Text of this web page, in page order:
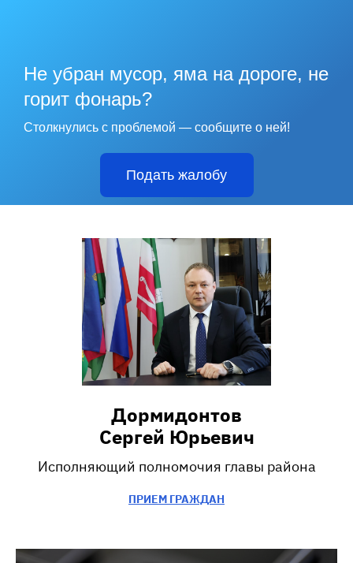
Не убран мусор, яма на дороге, не
горит фонарь?
Столкнулись с проблемой — сообщите о ней!
Подать жалобу
Дормидонтов
Сергей Юрьевич
Исполняющий полномочия главы района
ПРИЕМ ГРАЖДАН